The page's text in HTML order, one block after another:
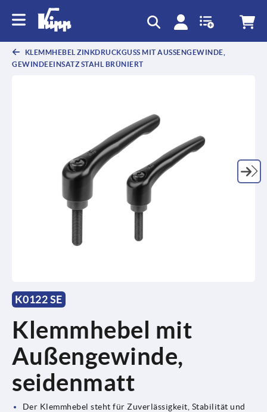
KLEMMHEBEL ZINKDRUCKGUSS MIT AUSSENGEWINDE, G
EWINDEEINSATZ STAHL BRÜNIERT
K0122 SE
Klemmhebel mit
Außengewinde,
seidenmatt
Der Klemmhebel steht für Zuverlässigkeit, Stabilität und